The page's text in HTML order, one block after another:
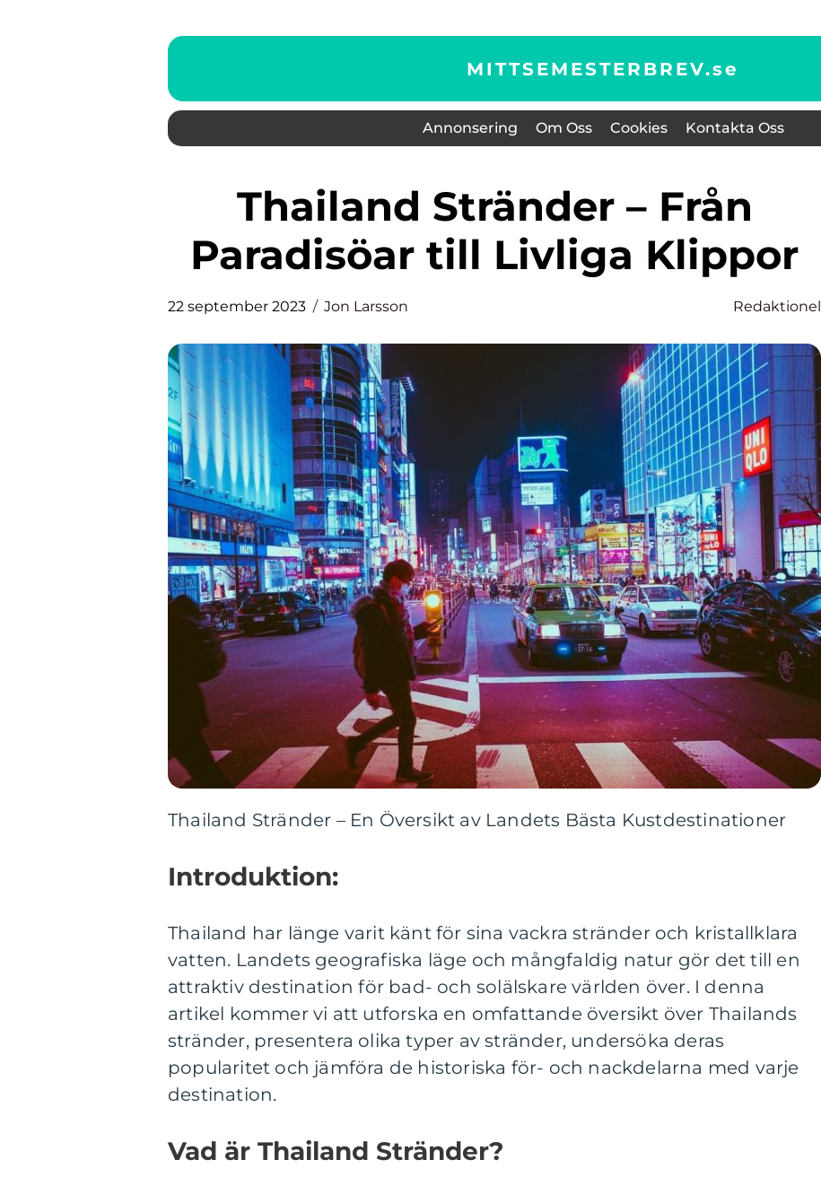
MITTSEMESTERBREV.se
Annonsering Om Oss Cookies Kontakta Oss
Thailand Stränder – Från
Paradisöar till Livliga Klippor
22 september 2023 Jon Larsson Redaktionel
Thailand Stränder – En Översikt av Landets Bästa Kustdestinationer
Introduktion:
Thailand har länge varit känt för sina vackra stränder och kristallklara
vatten. Landets geografiska läge och mångfaldig natur gör det till en
attraktiv destination för bad- och solälskare världen över. I denna
artikel kommer vi att utforska en omfattande översikt över Thailands
stränder, presentera olika typer av stränder, undersöka deras
popularitet och jämföra de historiska för- och nackdelarna med varje
destination.
Vad är Thailand Stränder?